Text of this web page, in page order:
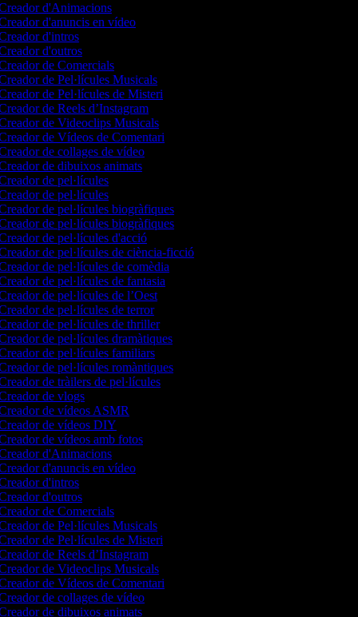
d'Animacions
d'anuncis en vídeo
d'intros
d'outros
de Comercials
de Pel·lícules Musicals
de Pel·lícules de Misteri
de Reels d’Instagram
de Videoclips Musicals
de Vídeos de Comentari
de collages de vídeo
de dibuixos animats
de pel·lícules
de pel·lícules
de pel·lícules biogràfiques
de pel·lícules biogràfiques
de pel·lícules d'acció
de pel·lícules de ciència-ficció
de pel·lícules de comèdia
de pel·lícules de fantasia
de pel·lícules de l’Oest
de pel·lícules de terror
de pel·lícules de thriller
de pel·lícules dramàtiques
de pel·lícules familiars
de pel·lícules romàntiques
de tràilers de pel·lícules
de vlogs
de vídeos ASMR
de vídeos DIY
de vídeos amb fotos
d'Animacions
d'anuncis en vídeo
d'intros
d'outros
de Comercials
de Pel·lícules Musicals
de Pel·lícules de Misteri
de Reels d’Instagram
de Videoclips Musicals
de Vídeos de Comentari
de collages de vídeo
de dibuixos animats